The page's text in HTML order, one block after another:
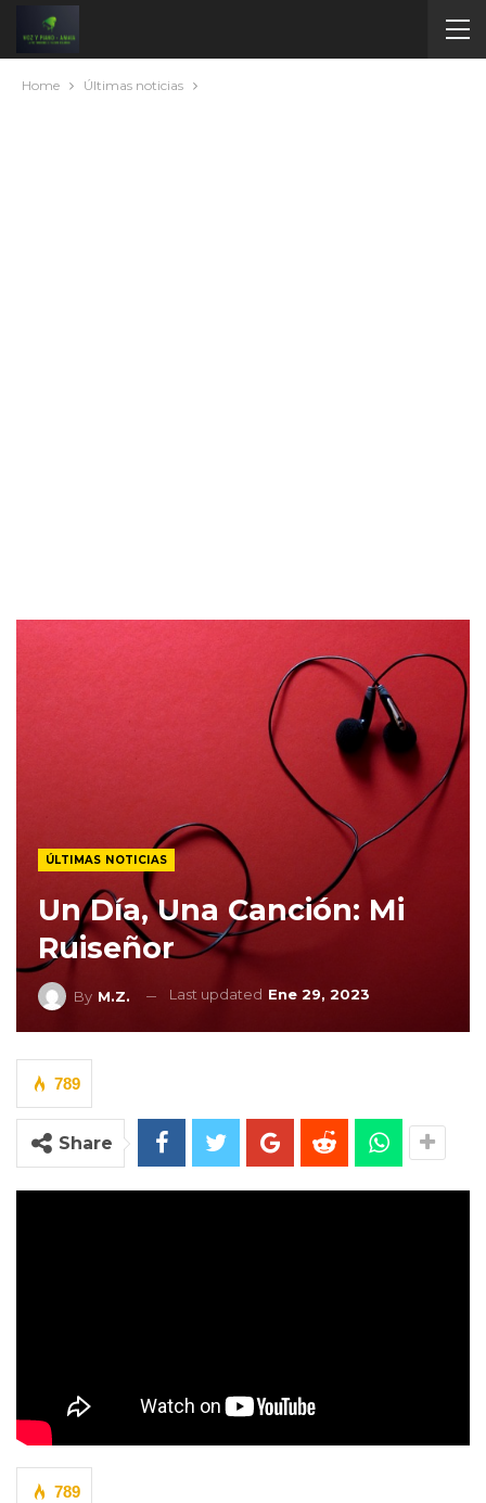
Home Últimas noticias
ÚLTIMAS NOTICIAS
Un Día, Una Canción: Mi
Ruiseñor
By M.Z. Last updated Ene 29, 2023
789
Share
789